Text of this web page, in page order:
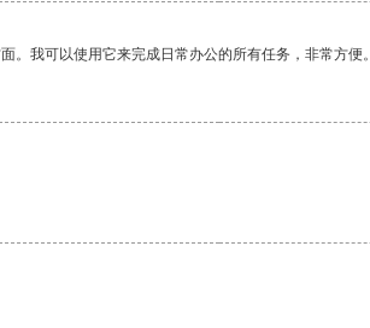
我可以使用它来完成日常办公的所有任务，非常方便。